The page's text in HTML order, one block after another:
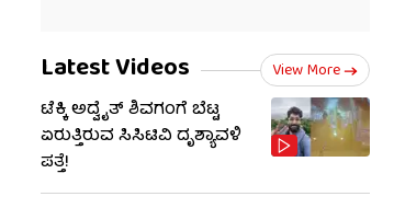
Latest Videos View More
ಟೆಕ್ಕಿ ಅದ್ವೈತ್ ಶಿವಗಂಗೆ ಬೆಟ್ಟ
ಏರುತ್ತಿರುವ ಸಿಸಿಟಿವಿ ದೃಶ್ಯಾವಳಿ
ಪತ್ತೆ!